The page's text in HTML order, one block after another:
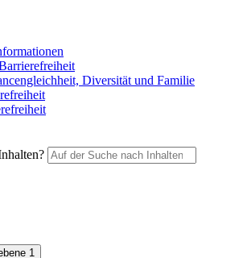
Diversität und Familie
1